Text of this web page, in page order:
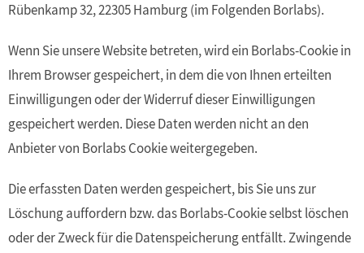
Rübenkamp 32, 22305 Hamburg (im Folgenden Borlabs).
Wenn Sie unsere Website betreten, wird ein Borlabs-Cookie in
Ihrem Browser gespeichert, in dem die von Ihnen erteilten
Einwilligungen oder der Widerruf dieser Einwilligungen
gespeichert werden. Diese Daten werden nicht an den
Anbieter von Borlabs Cookie weitergegeben.
Die erfassten Daten werden gespeichert, bis Sie uns zur
Löschung auffordern bzw. das Borlabs-Cookie selbst löschen
oder der Zweck für die Datenspeicherung entfällt. Zwingende